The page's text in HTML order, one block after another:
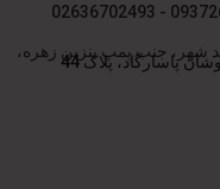
شهر، جنب پمپ بنزین زهره،
پاسارگاد، پلاک 44